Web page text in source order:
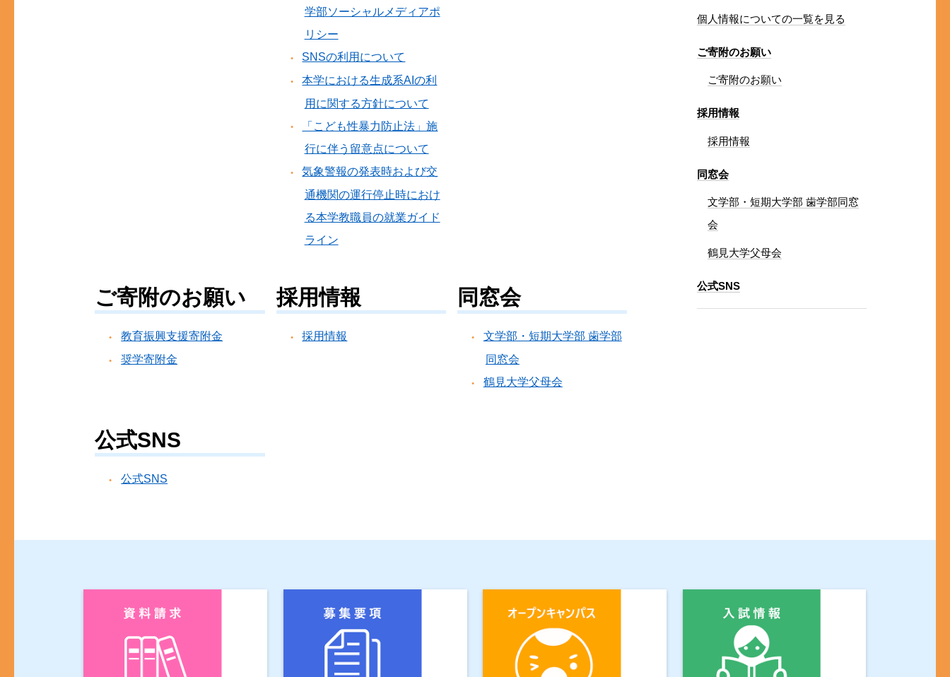
学部ソーシャルメディアポ
リシー
SNSの利用について
本学における生成系AIの利
用に関する方針について
「こども性暴力防止法」施
行に伴う留意点について
気象警報の発表時および交
通機関の運行停止時におけ
る本学教職員の就業ガイド
ライン
ご寄附のお願い
教育振興支援寄附金
奨学寄附金
採用情報
採用情報
同窓会
文学部・短期大学部 歯学部
同窓会
鶴見大学父母会
公式SNS
公式SNS
個人情報についての一覧を見る
ご寄附のお願い
ご寄附のお願い
採用情報
採用情報
同窓会
文学部・短期大学部 歯学部同窓
会
鶴見大学父母会
公式SNS